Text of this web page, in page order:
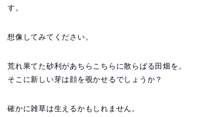
す。
想像してみてください。
荒れ果てた砂利があちらこちらに散らばる田畑を。
そこに新しい芽は顔を覗かせるでしょうか？
確かに雑草は生えるかもしれません。